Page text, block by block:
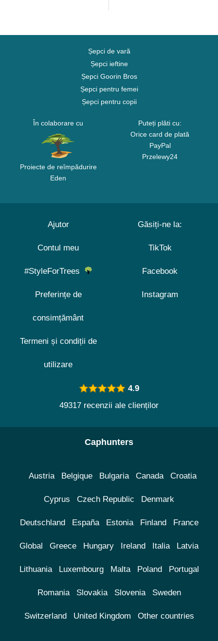
Șepci de vară
Șepci ieftine
Șepci Goorin Bros
Șepci pentru femei
Șepci pentru copii
În colaborare cu
Proiecte de reîmpădurire
Eden
Puteți plăti cu:
Orice card de plată
PayPal
Przelewy24
Ajutor
Contul meu
#StyleForTrees
Preferințe de
consimțământ
Termeni și condiții de
utilizare
Găsiți-ne la:
TikTok
Facebook
Instagram
4.9
49317 recenzii ale clienților
Caphunters
Austria Belgique Bulgaria Canada Croatia
Cyprus Czech Republic Denmark
Deutschland España Estonia Finland France
Global Greece Hungary Ireland Italia Latvia
Lithuania Luxembourg Malta Poland Portugal
Romania Slovakia Slovenia Sweden
Switzerland United Kingdom Other countries